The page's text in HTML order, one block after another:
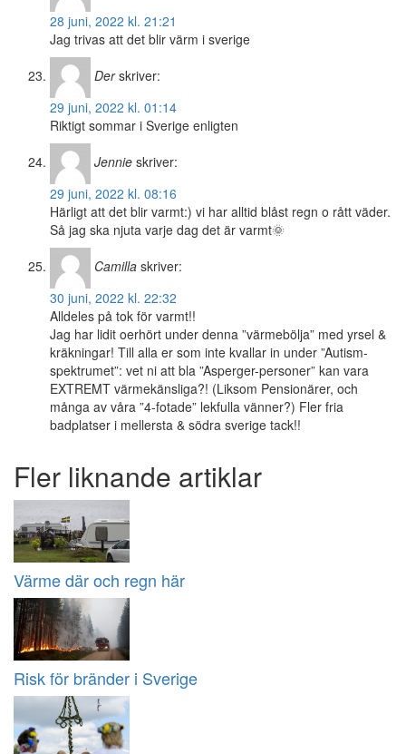
28 juni, 2022 kl. 21:21
Jag trivas att det blir värm i sverige
Der skriver:
29 juni, 2022 kl. 01:14
Riktigt sommar i Sverige enligten
Jennie skriver:
29 juni, 2022 kl. 08:16
Härligt att det blir varmt:) vi har alltid blåst regn o rått väder.
Så jag ska njuta varje dag det är varmt🌞
Camilla skriver:
30 juni, 2022 kl. 22:32
Alldeles på tok för varmt!!
Jag har lidit oerhört under denna ”värmebölja” med yrsel &
kräkningar! Till alla er som inte kvallar in under ”Autism-
spektrumet”: vet ni att bla ”Asperger-personer” kan vara
EXTREMT värmekänsliga?! (Liksom Pensionärer, och
många av våra ”4-fotade” lekfulla vänner?) Fler fria
badplatser i mellersta & södra sverige tack!!
Fler liknande artiklar
Värme där och regn här
Risk för bränder i Sverige